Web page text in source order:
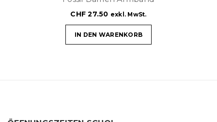
CHF 27.50 exkl. MwSt.
IN DEN WARENKORB